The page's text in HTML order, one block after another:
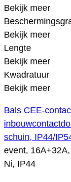
Bekijk meer
Bekijk meer
Lengte
Bekijk meer
Kwadratuur
Bekijk meer
Bals CEE-
schuin, IP44/
event,
Ni, IP44